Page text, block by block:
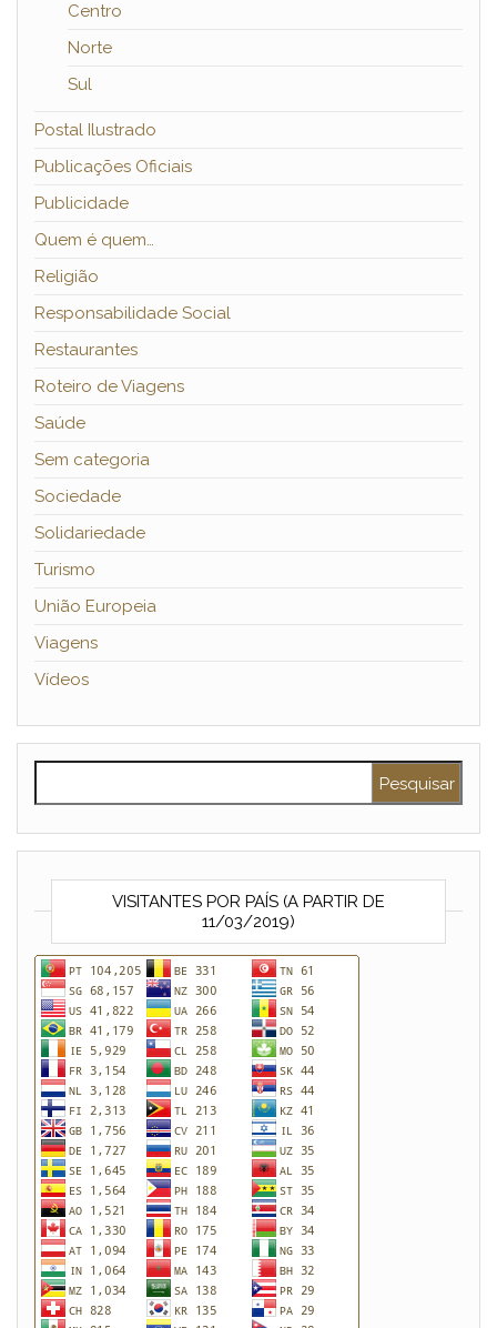
Centro
Norte
Sul
Postal Ilustrado
Publicações Oficiais
Publicidade
Quem é quem…
Religião
Responsabilidade Social
Restaurantes
Roteiro de Viagens
Saúde
Sem categoria
Sociedade
Solidariedade
Turismo
União Europeia
Viagens
Vídeos
VISITANTES POR PAÍS (A PARTIR DE
11/03/2019)